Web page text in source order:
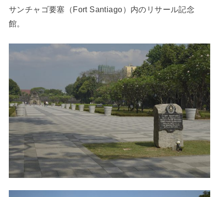
サンチャゴ要塞（Fort Santiago）内のリサール記念
館。